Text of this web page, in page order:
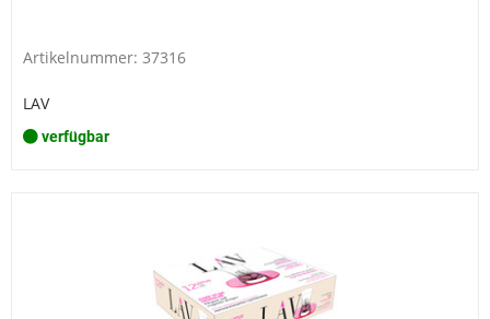
Artikelnummer: 37316
LAV
verfügbar